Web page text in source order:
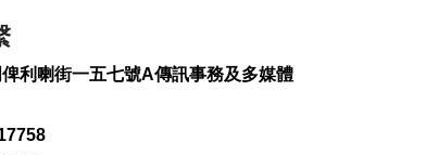
2026-08-06 18:40
利喇街一五七號A傳訊事務及多媒體